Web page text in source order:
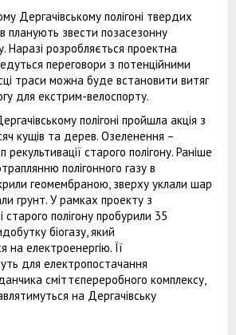
Дергачівському полігоні твердих
планують звести позасезонну
Наразі розробляється проектна
переговори з потенційними
траси можна буде встановити витяг
для екстрим-велоспорту.
полігоні пройшла акція з
кущів та дерев. Озеленення –
старого полігону. Раніше
полігонного газу в
геомембраною, зверху уклали шар
грунт. У рамках проекту з
старого полігону пробурили 35
біогазу, який
на електроенергію. Її
для електропостачання
сміттєпереробного комплексу,
на Дергачівську